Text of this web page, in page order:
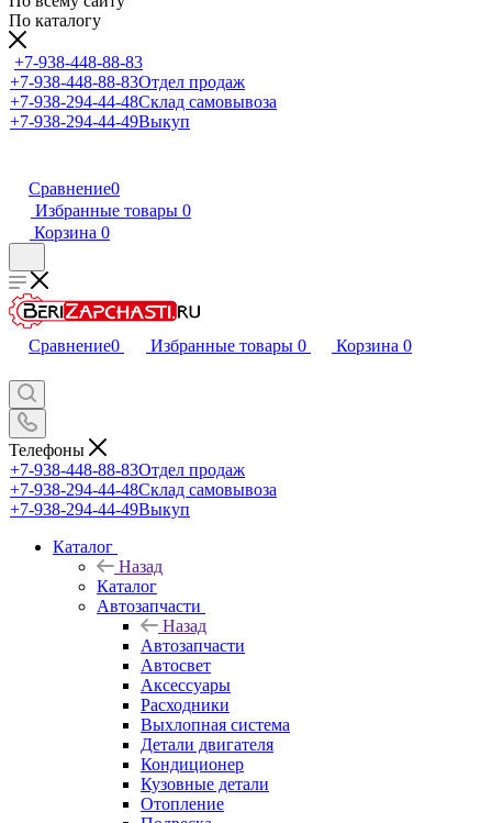
По каталогу
+7-938-448-88-83
+7-938-448-88-83Отдел продаж
+7-938-294-44-48Склад самовывоза
+7-938-294-44-49Выкуп
Сравнение0
Избранные товары 0
Корзина 0
Сравнение0 Избранные товары 0 Корзина 0
Телефоны
+7-938-448-88-83Отдел продаж
+7-938-294-44-48Склад самовывоза
+7-938-294-44-49Выкуп
Каталог
Назад
Каталог
Автозапчасти
Назад
Автозапчасти
Автосвет
Аксессуары
Расходники
Выхлопная система
Детали двигателя
Кондиционер
Кузовные детали
Отопление